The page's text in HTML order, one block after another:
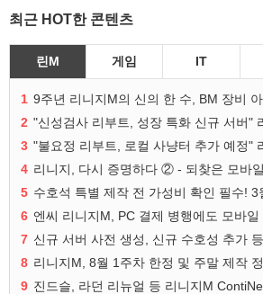
최근 HOT한 콘텐츠
린M 게임 IT
1 9주년 리니지M의 신의 한 수, BM 장비
2
3
4 리니지, 다시 증명하다 ② - 되찾은 모바
5
6 엔씨 리니지M, PC 결제 병행에도 모바
7
8 리니지M, 8월 1주차 한정 및 주말 제작
9 진드슬, 라던 리뉴얼 등 리니지M